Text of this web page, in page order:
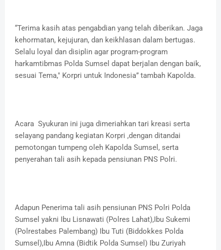
“Terima kasih atas pengabdian yang telah diberikan. Jaga
kehormatan, kejujuran, dan keikhlasan dalam bertugas.
Selalu loyal dan disiplin agar program-program
harkamtibmas Polda Sumsel dapat berjalan dengan baik,
sesuai Tema," Korpri untuk Indonesia” tambah Kapolda.
Acara Syukuran ini juga dimeriahkan tari kreasi serta
selayang pandang kegiatan Korpri ,dengan ditandai
pemotongan tumpeng oleh Kapolda Sumsel, serta
penyerahan tali asih kepada pensiunan PNS Polri.
Adapun Penerima tali asih pensiunan PNS Polri Polda
Sumsel yakni Ibu Lisnawati (Polres Lahat),Ibu Sukemi
(Polrestabes Palembang) Ibu Tuti (Biddokkes Polda
Sumsel),Ibu Amna (Bidtik Polda Sumsel) Ibu Zuriyah